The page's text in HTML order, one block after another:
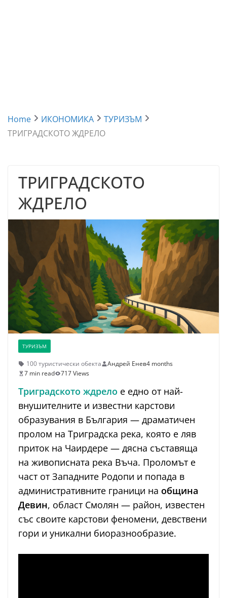
Home ИКОНОМИКА
ТУРИЗЪМ
ТРИГРАДСКОТО ЖДРЕЛО
ТРИГРАДСКОТО
ЖДРЕЛО
ТУРИЗЪМ
100 туристически обекта Андрей Енев4 months
7 min read
717 Views
Триградското ждрело е едно от най-
внушителните и известни карстови
образувания в България — драматичен
пролом на Триградска река, която е ляв
приток на Чаирдере — дясна съставяща
на живописната река Въча. Проломът е
част от Западните Родопи и попада в
административните граници на община
Девин, област Смолян — район, известен
със своите карстови феномени, девствени
гори и уникални биоразнообразие.